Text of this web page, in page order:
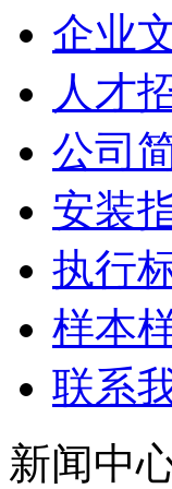
企业
人才
公司
安装
执行
样本
联系
新闻中